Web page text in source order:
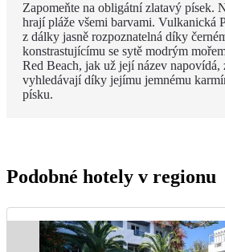
Zapomeňte na obligátní zlatavý písek.
hrají pláže všemi barvami. Vulkanická
z dálky jasně rozpoznatelná díky
konstrastujícímu se sytě modrým
Red Beach, jak už její název napovídá,
vyhledávají díky jejímu jemnému
písku.
Podobné hotely v regionu